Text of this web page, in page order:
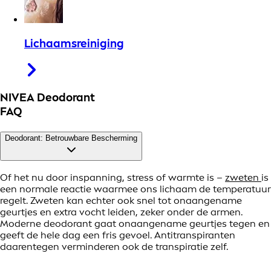
Lichaamsreiniging
NIVEA Deodorant
FAQ
Deodorant: Betrouwbare Bescherming
Of het nu door inspanning, stress of warmte is – zweten is
een normale reactie waarmee ons lichaam de temperatuur
regelt. Zweten kan echter ook snel tot onaangename
geurtjes en extra vocht leiden, zeker onder de armen.
Moderne deodorant gaat onaangename geurtjes tegen en
geeft de hele dag een fris gevoel. Antitranspiranten
daarentegen verminderen ook de transpiratie zelf.